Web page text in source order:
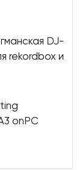
DJ-
rekordbox и
onPC